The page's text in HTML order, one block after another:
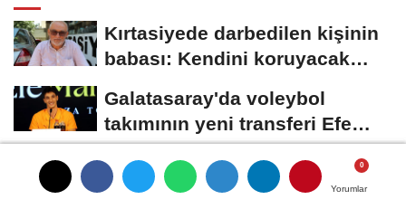
Yorumlar
Yorumlar
Yorumlar
Kırtasiyede darbedilen kişinin
babası: Kendini koruyacak
Galatasaray'da voleybol
takımının yeni transferi Efe
Mandıracı...
Dilencinin üzerinden 25 bin lira
çıktı